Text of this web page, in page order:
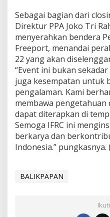
Sebagai bagian dari
Direktur PPA Joko Tri
menyerahkan bendera
Freeport, menandai
22 yang akan
“Event ini bukan
juga kesempatan untuk
pengalaman. Kami
membawa
dapat diterapkan di
Semoga IFRC ini
berkarya dan
Indonesia.” pungkasnya.
BALIKPAPAN